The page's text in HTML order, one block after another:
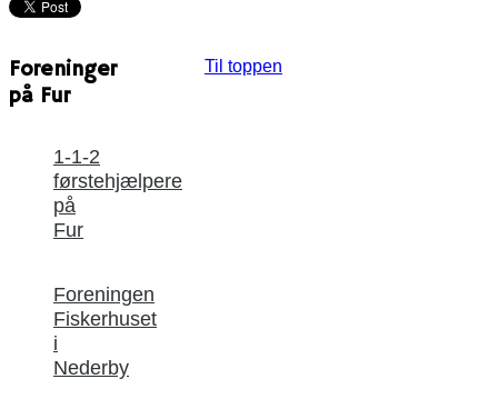
Til toppen
Foreninger
på Fur
1-1-2
førstehjælpere
på
Fur
Foreningen
Fiskerhuset
i
Nederby